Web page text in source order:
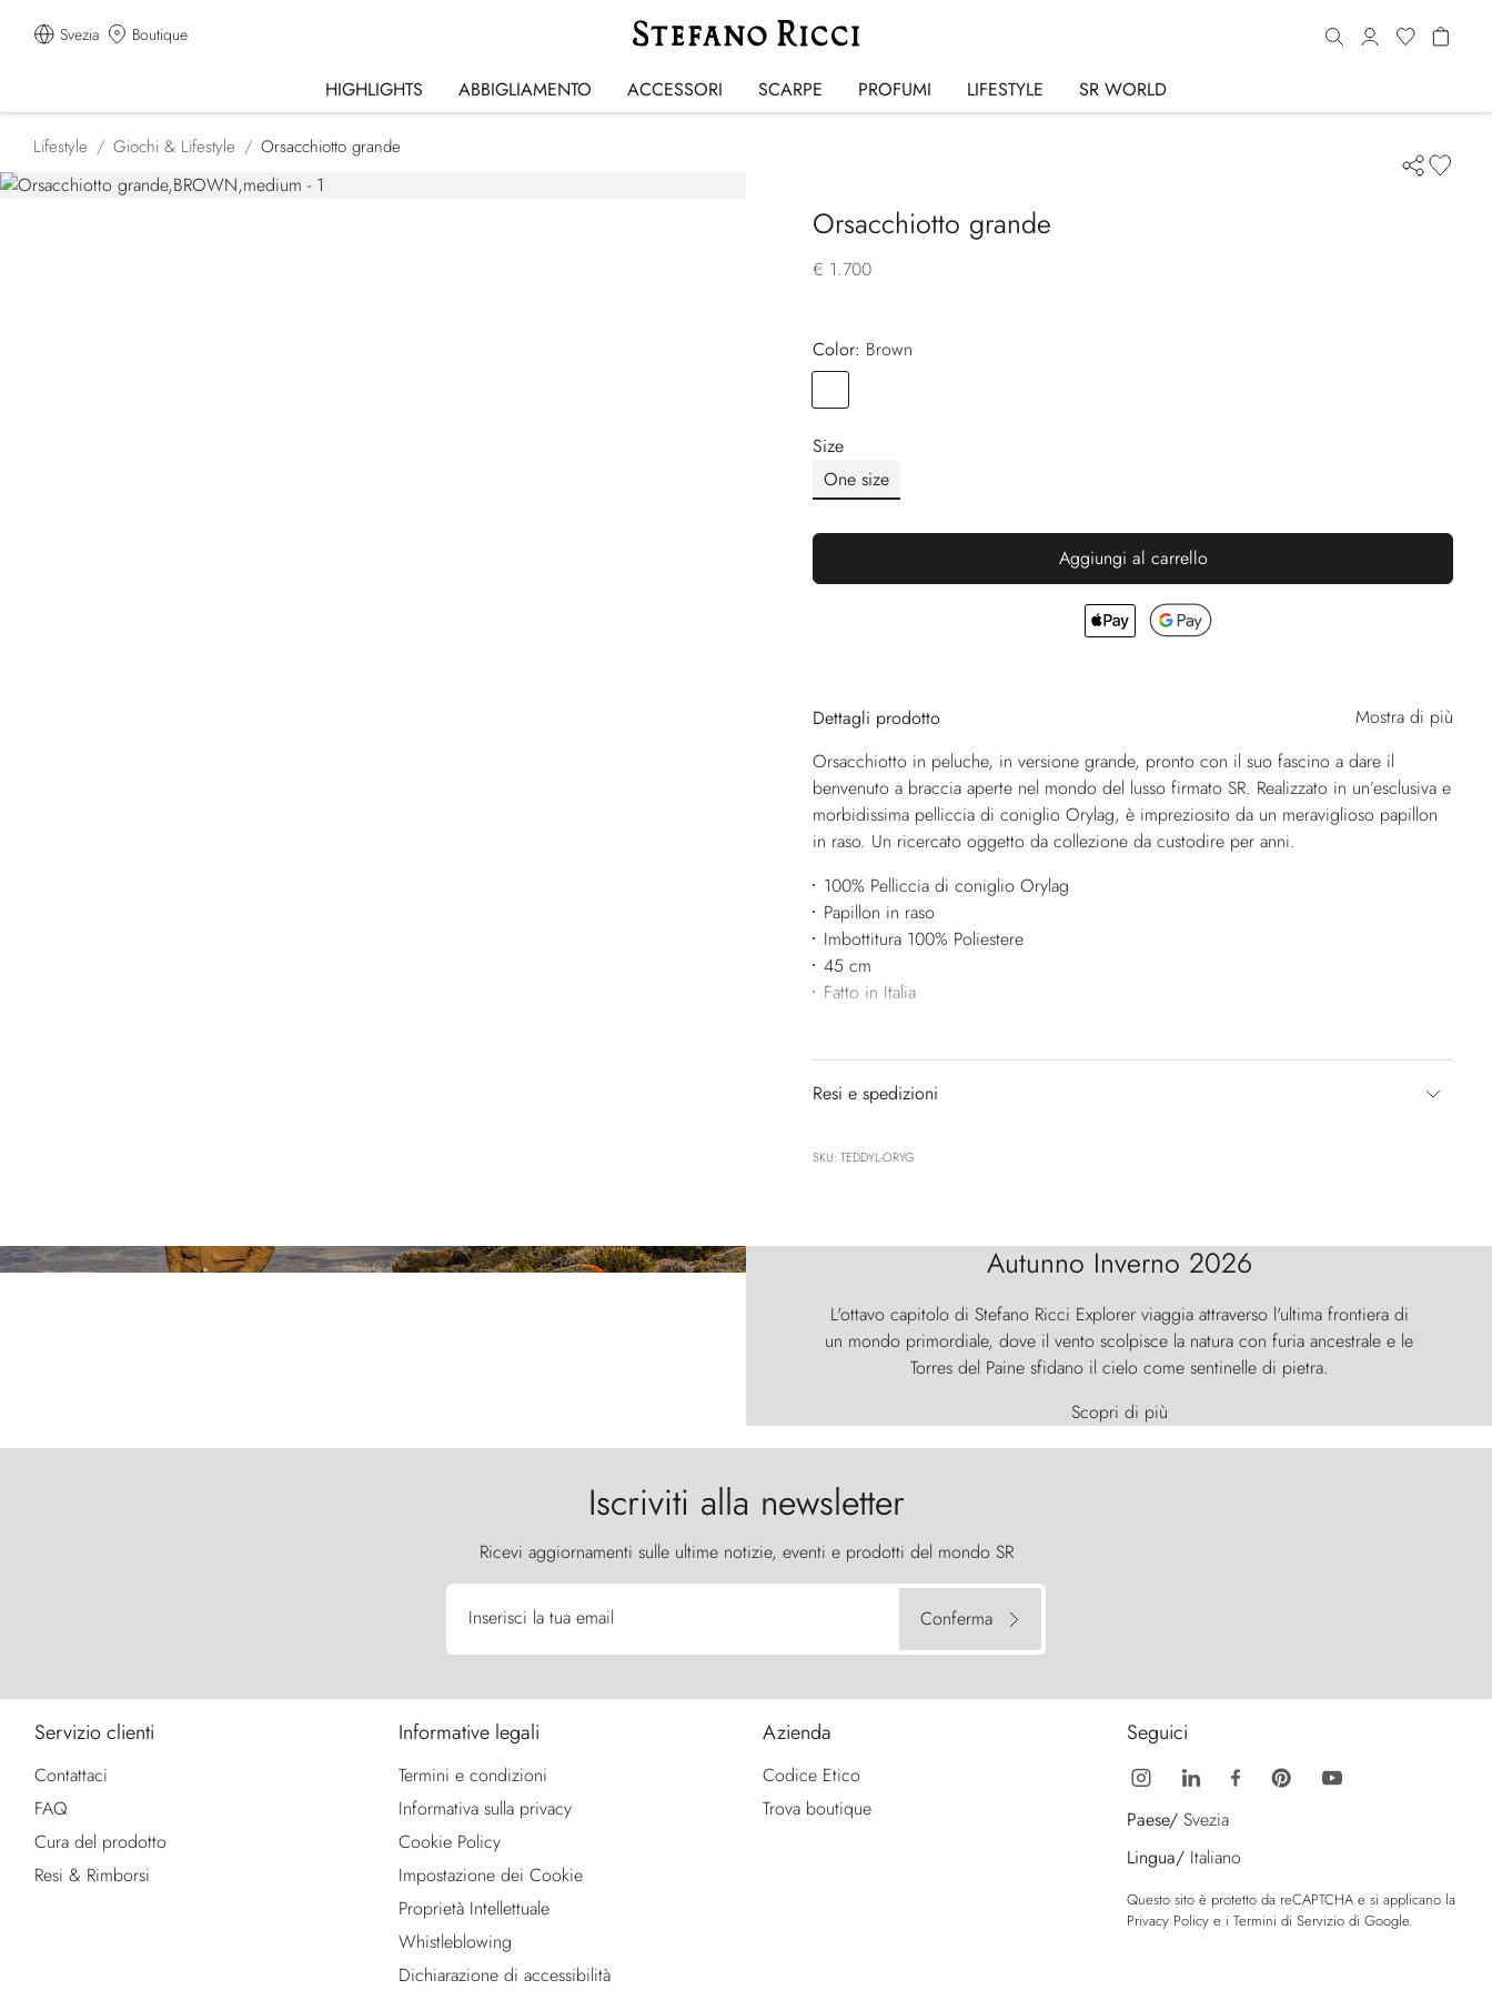
Svezia Boutique
HIGHLIGHTS ABBIGLIAMENTO ACCESSORI SCARPE PROFUMI LIFESTYLE SR WORLD
Lifestyle Giochi & Lifestyle Orsacchiotto grande
Orsacchiotto grande
€ 1.700
Color:
brown
Size
One size
Aggiungi al carrello
Dettagli prodotto
Mostra di più
Orsacchiotto in peluche, in versione grande, pronto con il suo fascino a dare il
benvenuto a braccia aperte nel mondo del lusso firmato SR. Realizzato in un’esclusiva e
morbidissima pelliccia di coniglio Orylag, è impreziosito da un meraviglioso papillon
in raso. Un ricercato oggetto da collezione da custodire per anni.
100% Pelliccia di coniglio Orylag
Papillon in raso
Imbottitura 100% Poliestere
45 cm
Fatto in Italia
Resi e spedizioni
SKU: TEDDYL-ORYG
Autunno Inverno 2026
L'ottavo capitolo di Stefano Ricci Explorer viaggia attraverso l'ultima frontiera di
un mondo primordiale, dove il vento scolpisce la natura con furia ancestrale e le
Torres del Paine sfidano il cielo come sentinelle di pietra.
Scopri di più
Iscriviti alla newsletter
Ricevi aggiornamenti sulle ultime notizie, eventi e prodotti del mondo SR
Inserisci la tua email Conferma
Servizio clienti
Contattaci
FAQ
Cura del prodotto
Resi & Rimborsi
Informative legali
Termini e condizioni
Informativa sulla privacy
Cookie Policy
Impostazione dei Cookie
Proprietà Intellettuale
Whistleblowing
Dichiarazione di accessibilità
Azienda
Codice Etico
Trova boutique
Seguici
Paese/ Svezia
Lingua/ Italiano
Questo sito è protetto da reCAPTCHA e si applicano la
Privacy Policy e i Termini di Servizio di Google.